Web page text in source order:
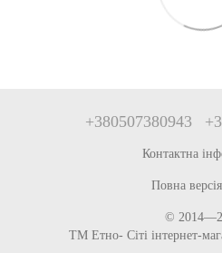
+380507380943
Контактна
Повна
©
ТМ Етно- Сіті інтернет-